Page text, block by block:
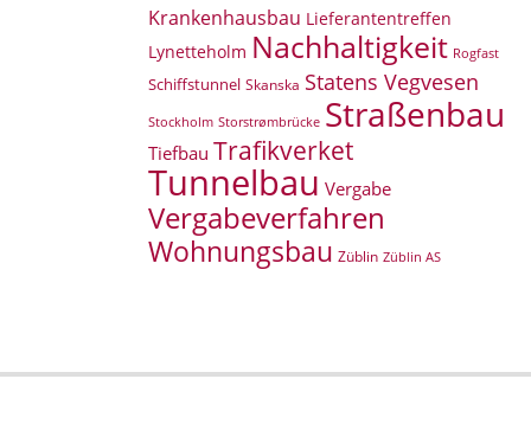
Krankenhausbau Lieferantentreffen
Lynetteholm Nachhaltigkeit Rogfast
Schiffstunnel Skanska Statens Vegvesen
Stockholm Storstrømbrücke Straßenbau
Tiefbau Trafikverket
Tunnelbau Vergabe
Vergabeverfahren
Wohnungsbau Züblin Züblin AS